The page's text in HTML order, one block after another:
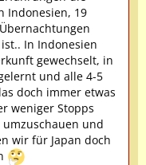
Indonesien, 19
In Indonesien
gewechselt, in
und alle 4-5
doch immer etwas
weniger Stopps
und
wir für Japan doch